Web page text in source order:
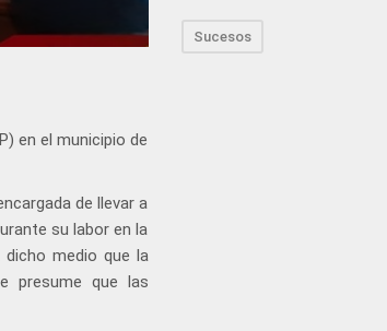
en el municipio de
de llevar a
su labor en la
dicho medio que la
presume que las
Sucesos